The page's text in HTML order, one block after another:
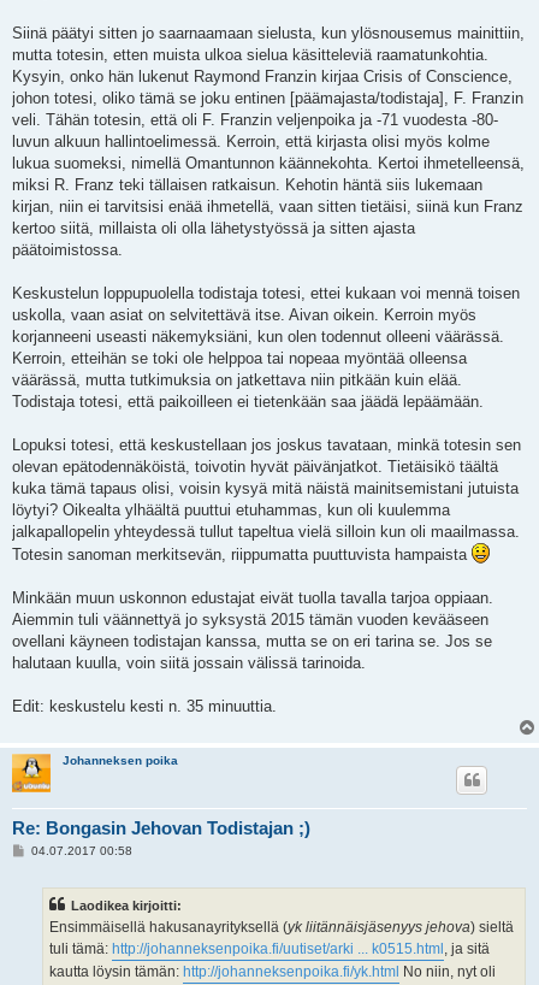
Siinä päätyi sitten jo saarnaamaan sielusta, kun ylösnousemus mainittiin,
mutta totesin, etten muista ulkoa sielua käsitteleviä raamatunkohtia.
Kysyin, onko hän lukenut Raymond Franzin kirjaa Crisis of Conscience,
johon totesi, oliko tämä se joku entinen [päämajasta/todistaja], F. Franzin
veli. Tähän totesin, että oli F. Franzin veljenpoika ja -71 vuodesta -80-
luvun alkuun hallintoelimessä. Kerroin, että kirjasta olisi myös kolme
lukua suomeksi, nimellä Omantunnon käännekohta. Kertoi ihmetelleensä,
miksi R. Franz teki tällaisen ratkaisun. Kehotin häntä siis lukemaan
kirjan, niin ei tarvitsisi enää ihmetellä, vaan sitten tietäisi, siinä kun Franz
kertoo siitä, millaista oli olla lähetystyössä ja sitten ajasta
päätoimistossa.
Keskustelun loppupuolella todistaja totesi, ettei kukaan voi mennä toisen
uskolla, vaan asiat on selvitettävä itse. Aivan oikein. Kerroin myös
korjanneeni useasti näkemyksiäni, kun olen todennut olleeni väärässä.
Kerroin, etteihän se toki ole helppoa tai nopeaa myöntää olleensa
väärässä, mutta tutkimuksia on jatkettava niin pitkään kuin elää.
Todistaja totesi, että paikoilleen ei tietenkään saa jäädä lepäämään.
Lopuksi totesi, että keskustellaan jos joskus tavataan, minkä totesin sen
olevan epätodennäköistä, toivotin hyvät päivänjatkot. Tietäisikö täältä
kuka tämä tapaus olisi, voisin kysyä mitä näistä mainitsemistani jutuista
löytyi? Oikealta ylhäältä puuttui etuhammas, kun oli kuulemma
jalkapallopelin yhteydessä tullut tapeltua vielä silloin kun oli maailmassa.
Totesin sanoman merkitsevän, riippumatta puuttuvista hampaista
Minkään muun uskonnon edustajat eivät tuolla tavalla tarjoa oppiaan.
Aiemmin tuli väännettyä jo syksystä 2015 tämän vuoden kevääseen
ovellani käyneen todistajan kanssa, mutta se on eri tarina se. Jos se
halutaan kuulla, voin siitä jossain välissä tarinoida.
Edit: keskustelu kesti n. 35 minuuttia.
Johanneksen poika
Re: Bongasin Jehovan Todistajan ;)
V04.07.2017 00:58
Laodikea kirjoitti:
Ensimmäisellä hakusanayrityksellä (yk liitännäisjäsenyys jehova) sieltä
tuli tämä: http://johanneksenpoika.fi/uutiset/arki ... k0515.html , ja sitä
kautta löysin tämän: http://johanneksenpoika.fi/yk.html No niin, nyt oli